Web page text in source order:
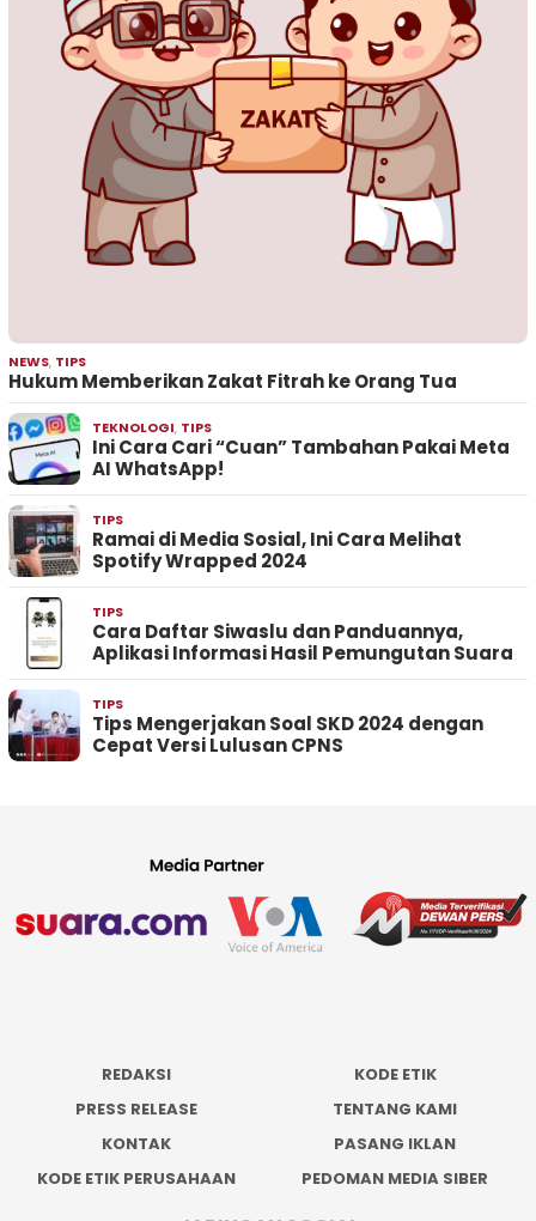
NEWS, TIPS
Hukum Memberikan Zakat Fitrah ke Orang Tua
TEKNOLOGI, TIPS
Ini Cara Cari “Cuan” Tambahan Pakai Meta
AI WhatsApp!
TIPS
Ramai di Media Sosial, Ini Cara Melihat
Spotify Wrapped 2024
TIPS
Cara Daftar Siwaslu dan Panduannya,
Aplikasi Informasi Hasil Pemungutan Suara
TIPS
Tips Mengerjakan Soal SKD 2024 dengan
Cepat Versi Lulusan CPNS
REDAKSI
KODE ETIK
PRESS RELEASE
TENTANG KAMI
KONTAK
PASANG IKLAN
KODE ETIK PERUSAHAAN
PEDOMAN MEDIA SIBER